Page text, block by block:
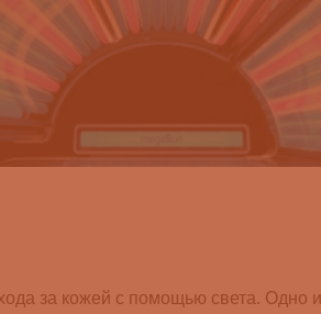
за кожей с помощью света.